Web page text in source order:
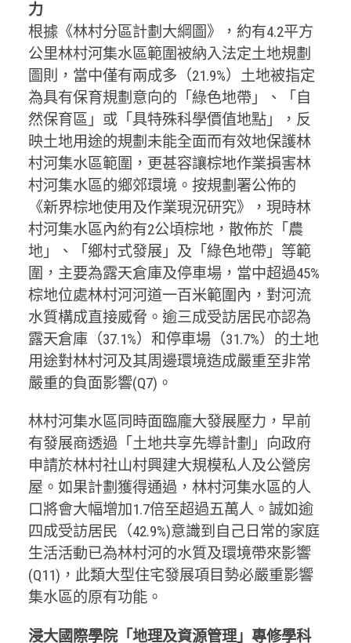
力
根據《林村分區計劃大綱圖》，約有4.2平方
公里林村河集水區範圍被納入法定土地規劃
圖則，當中僅有兩成多（21.9%）土地被指定
為具有保育規劃意向的「綠色地帶」、「自
然保育區」或「具特殊科學價值地點」，反
映土地用途的規劃未能全面而有效地保護林
村河集水區範圍，更甚容讓棕地作業損害林
村河集水區的鄉郊環境。按規劃署公佈的
《新界棕地使用及作業現況研究》，現時林
村河集水區內約有2公頃棕地，散佈於「農
地」、「鄉村式發展」及「綠色地帶」等範
圍，主要為露天倉庫及停車場，當中超過45%
棕地位處林村河河道一百米範圍內，對河流
水質構成直接威脅。逾三成受訪居民亦認為
露天倉庫（37.1%）和停車場（31.7%）的土地
用途對林村河及其周邊環境造成嚴重至非常
嚴重的負面影響(Q7)。
林村河集水區同時面臨龐大發展壓力，早前
有發展商透過「土地共享先導計劃」向政府
申請於林村社山村興建大規模私人及公營房
屋。如果計劃獲得通過，林村河集水區的人
口將會大幅增加1.7倍至超過五萬人。誠如逾
四成受訪居民（42.9%)意識到自己日常的家庭
生活活動已為林村河的水質及環境帶來影響
(Q11)，此類大型住宅發展項目勢必嚴重影響
集水區的原有功能。
浸大國際學院「地理及資源管理」專修學科